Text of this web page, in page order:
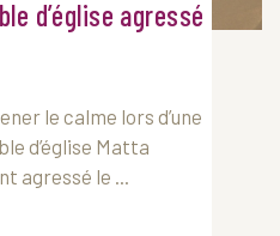
d’église agressé
le calme lors d’une
d’église Matta
agressé le ...